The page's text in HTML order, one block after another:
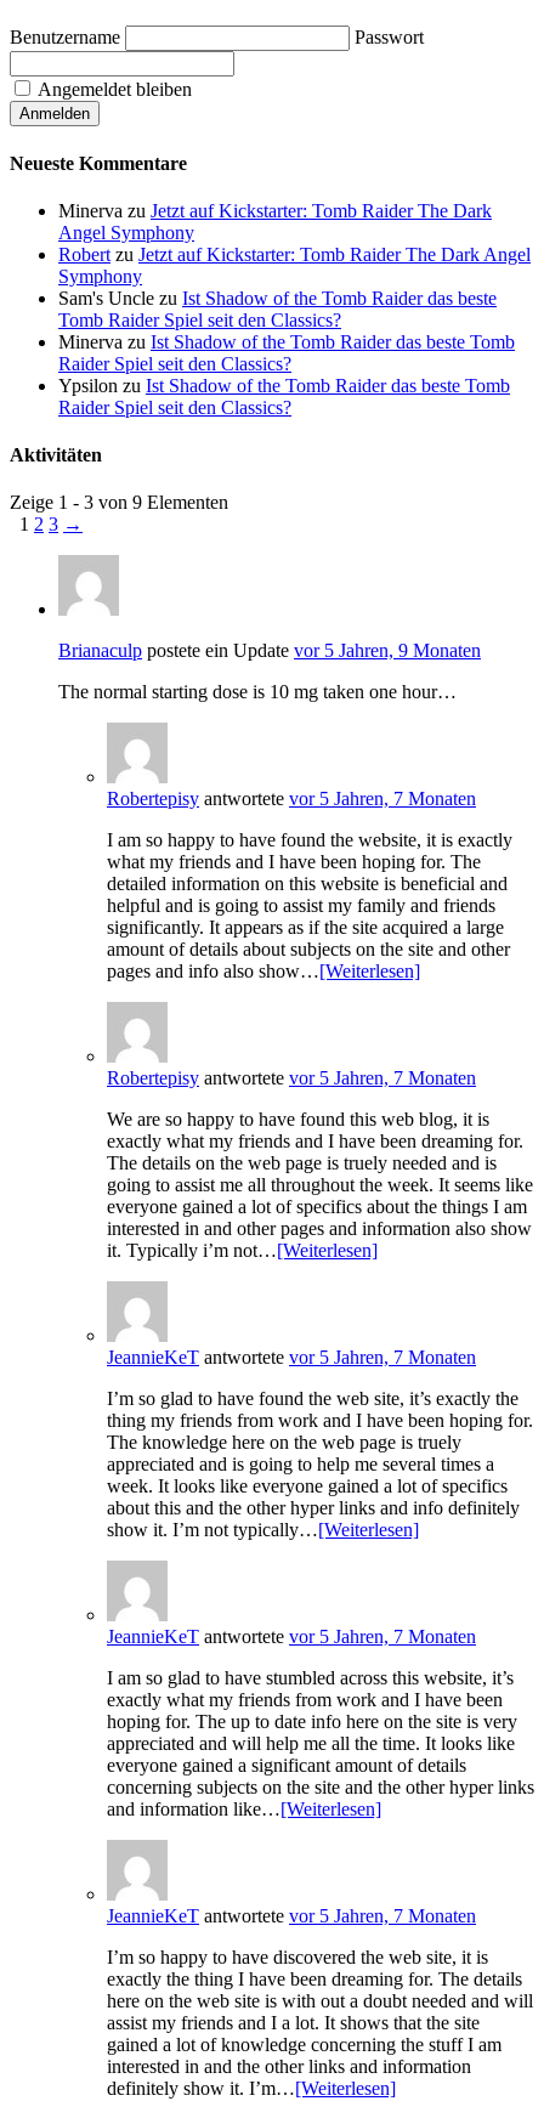
Benutzername Passwort
Angemeldet bleiben
Neueste Kommentare
Minerva zu Jetzt auf Kickstarter: Tomb Raider The Dark
Angel Symphony
Robert zu Jetzt auf Kickstarter: Tomb Raider The Dark Angel
Symphony
Sam's Uncle zu Ist Shadow of the Tomb Raider das beste
Tomb Raider Spiel seit den Classics?
Minerva zu Ist Shadow of the Tomb Raider das beste Tomb
Raider Spiel seit den Classics?
Ypsilon zu Ist Shadow of the Tomb Raider das beste Tomb
Raider Spiel seit den Classics?
Aktivitäten
Zeige 1 - 3 von 9 Elementen
1 2 3 →
Brianaculp postete ein Update vor 5 Jahren, 9 Monaten
The normal starting dose is 10 mg taken one hour…
Robertepisy antwortete vor 5 Jahren, 7 Monaten
I am so happy to have found the website, it is exactly
what my friends and I have been hoping for. The
detailed information on this website is beneficial and
helpful and is going to assist my family and friends
significantly. It appears as if the site acquired a large
amount of details about subjects on the site and other
pages and info also show…[Weiterlesen]
Robertepisy antwortete vor 5 Jahren, 7 Monaten
We are so happy to have found this web blog, it is
exactly what my friends and I have been dreaming for.
The details on the web page is truely needed and is
going to assist me all throughout the week. It seems like
everyone gained a lot of specifics about the things I am
interested in and other pages and information also show
it. Typically i’m not…[Weiterlesen]
JeannieKeT antwortete vor 5 Jahren, 7 Monaten
I’m so glad to have found the web site, it’s exactly the
thing my friends from work and I have been hoping for.
The knowledge here on the web page is truely
appreciated and is going to help me several times a
week. It looks like everyone gained a lot of specifics
about this and the other hyper links and info definitely
show it. I’m not typically…[Weiterlesen]
JeannieKeT antwortete vor 5 Jahren, 7 Monaten
I am so glad to have stumbled across this website, it’s
exactly what my friends from work and I have been
hoping for. The up to date info here on the site is very
appreciated and will help me all the time. It looks like
everyone gained a significant amount of details
concerning subjects on the site and the other hyper links
and information like…[Weiterlesen]
JeannieKeT antwortete vor 5 Jahren, 7 Monaten
I’m so happy to have discovered the web site, it is
exactly the thing I have been dreaming for. The details
here on the web site is with out a doubt needed and will
assist my friends and I a lot. It shows that the site
gained a lot of knowledge concerning the stuff I am
interested in and the other links and information
definitely show it. I’m…[Weiterlesen]